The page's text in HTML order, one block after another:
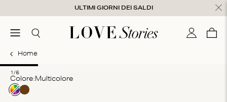
ULTIMI GIORNI DEI SALDI
menuCerca Il mio 0
Home
1/6
Colore: multicolore